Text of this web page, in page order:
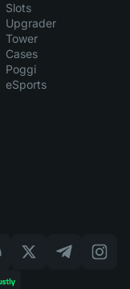
Slots
Upgrader
Tower
Cases
Poggi
eSports